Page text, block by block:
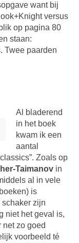
want bij
versus
op pagina 80
staan:
Twee paarden
Al bladerend
in het boek
kwam ik een
aantal
Zoals op
Taimanov in
al in vele
is
zijn
niet het geval is,
net zo goed
voorbeeld té